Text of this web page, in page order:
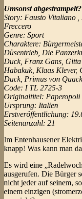
Umsonst abgestrampelt?
Story: Fausto Vitaliano ,
Freccero
Genre: Sport
Charaktere:
Düsentrieb, Die
Duck, Franz Gans, Gitta
Habakuk, Klaas Klever,
Duck, Primus von Quack
Code: I TL 2725-3
Originaltitel: Paperopoli
Ursprung: Italien
Erstveröffentlichung:
Seitenanzahl: 21
Im Entenhausener
knapp! Was kann man
Es wird eine
ausgerufen. Die Bürger
nicht jeder auf seinem,
einem einzigen